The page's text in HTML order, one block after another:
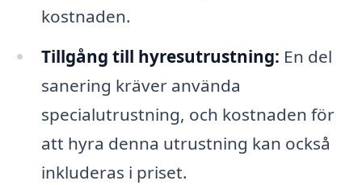
kostnaden.
Tillgång till hyresutrustning: En del
sanering kräver använda
specialutrustning, och kostnaden för
att hyra denna utrustning kan också
inkluderas i priset.